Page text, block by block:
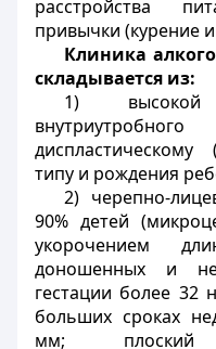
расстройства
привычки (курение
Клиника
складывается из:
1) высокой
типу и рождения
2) черепно-
90% детей
укорочением
доношенных и
гестации более
больших сроках
мм;